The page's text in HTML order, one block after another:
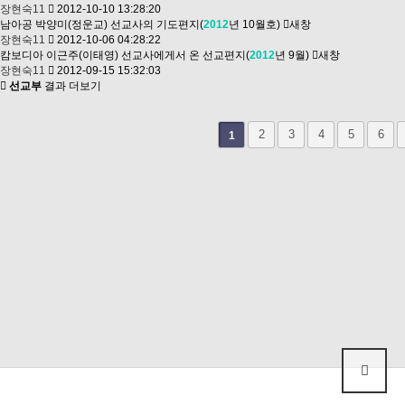
장현숙11
2012-10-10 13:28:20
남아공 박양미(정운교) 선교사의 기도편지(2012년 10월호)
새창
장현숙11
2012-10-06 04:28:22
캄보디아 이근주(이태영) 선교사에게서 온 선교편지(2012년 9월)
새창
장현숙11
2012-09-15 15:32:03
선교부 결과 더보기
1 2 3 4 5 6